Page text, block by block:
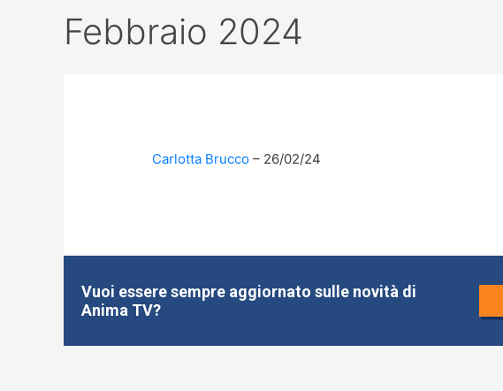
Febbraio 2024
Carlotta Brucco 26/02/24
Vuoi essere sempre aggiornato sulle novità di
Anima TV?